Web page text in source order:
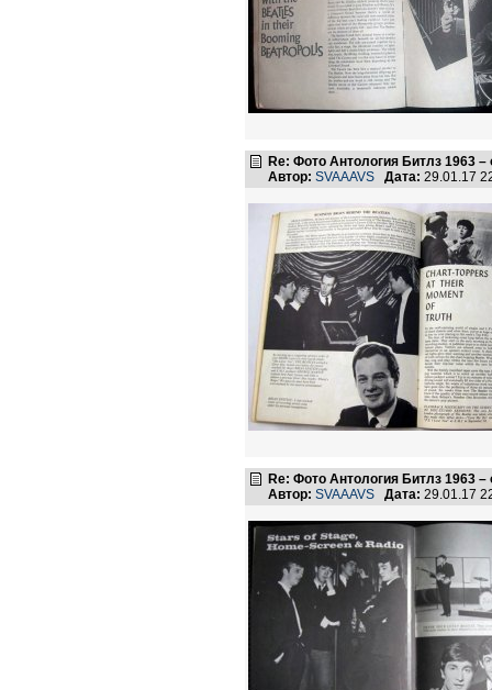
Re: Фото Антология Битлз 1963 –
Автор: SVAAAVS Дата: 29.01.17
Re: Фото Антология Битлз 1963 –
Автор: SVAAAVS Дата: 29.01.17